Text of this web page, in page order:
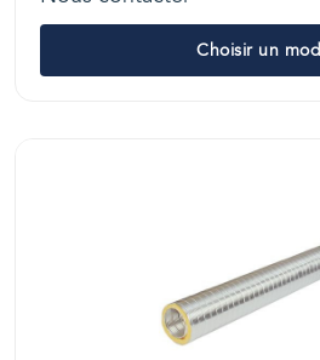
Choisir un